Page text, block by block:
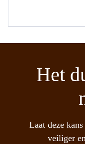
Het
Laat deze
veiliger